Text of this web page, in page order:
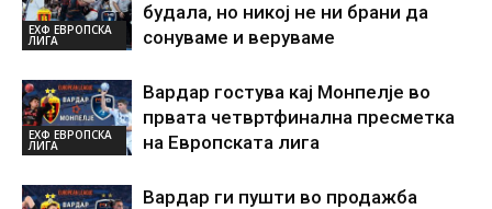
ЕХФ ЕВРОПСКА
ЛИГА
будала, но никој не ни брани да
сонуваме и веруваме
ЕХФ ЕВРОПСКА
ЛИГА
Вардар гостува кај Монпелје во
првата четвртфинална пресметка
на Европската лига
Вардар ги пушти во продажба